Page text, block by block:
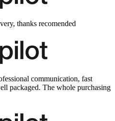
thanks recomended
communication, fast
packaged. The whole purchasing